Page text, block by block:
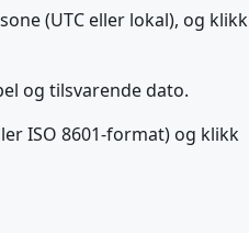
(UTC eller lokal), og klikk
og tilsvarende dato.
ISO 8601-format) og klikk